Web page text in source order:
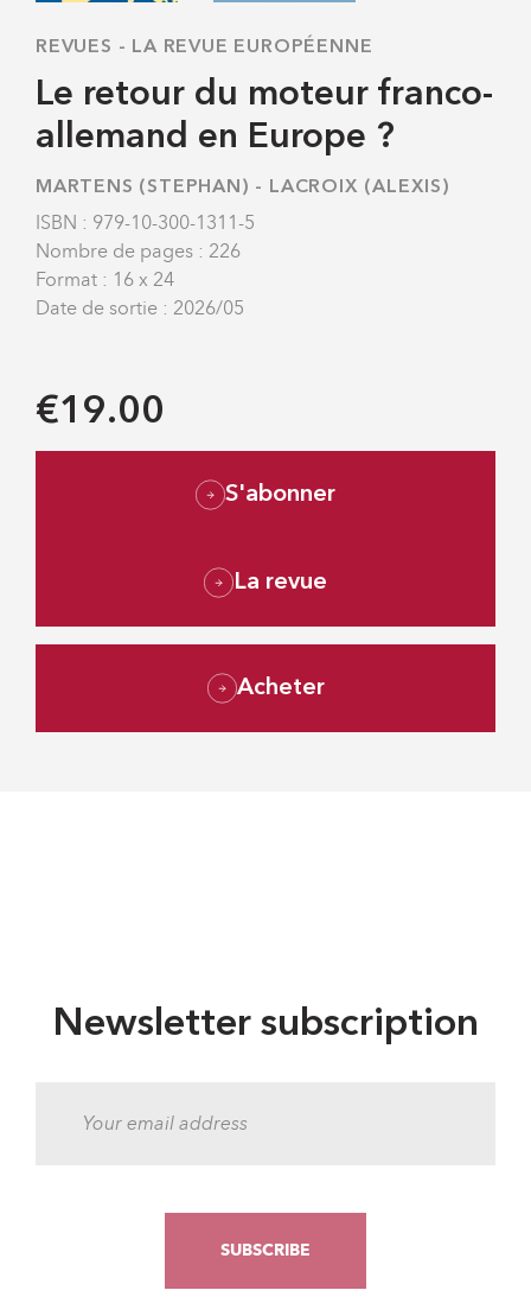
REVUES - LA REVUE EUROPÉENNE
Le retour du moteur franco-
allemand en Europe ?
MARTENS (STEPHAN) - LACROIX (ALEXIS)
ISBN : 979-10-300-1311-5
Nombre de pages : 226
Format : 16 x 24
Date de sortie : 2026/05
€19.00
S'abonner
La revue
Acheter
Newsletter subscription